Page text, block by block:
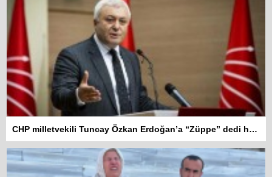
CHP milletvekili Tuncay Özkan Erdoğan’a “Züppe” dedi hakkında soruşturma açıldı